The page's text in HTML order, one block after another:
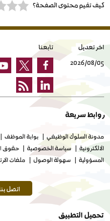
كيف تقيم محتوى الصفحة؟
اخر تعديل
2026/08/05
تابعنا
روابط سريعة
مدونة السلوك الوظيفي بوابة الموظف
الالكترونية
سياسة الخصوصية حقوق
المسؤولية
سهولة الوصول ملفات
اتصل
تحميل التطبيق